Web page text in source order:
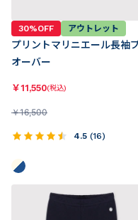
30%OFF アウトレット
プリントマリニエール長袖
オーバー
￥11,550(税込)
￥16,500
4.5 (16)